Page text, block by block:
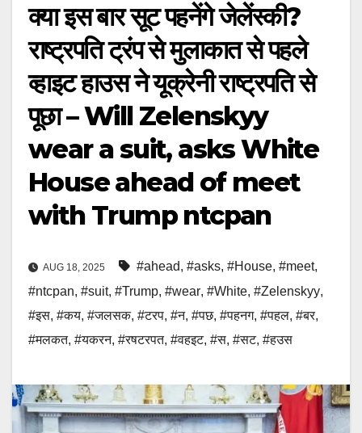
क्या इस बार सूट पहनेंगे जेलेंस्की?
राष्ट्रपति ट्रंप से मुलाकात से पहले
व्हाइट हाउस ने यूक्रेनी राष्ट्रपति से
पूछा – Will Zelenskyy
wear a suit, asks White
House ahead of meet
with Trump ntcpan
AUG 18, 2025 #ahead, #asks, #House, #meet,
#ntcpan, #suit, #Trump, #wear, #White, #Zelenskyy,
#इस, #कय, #जलसक, #टरप, #न, #पछ, #पहनग, #पहल, #बर,
#मलकत, #यकरन, #रषटरपत, #वहइट, #स, #सट, #हउस